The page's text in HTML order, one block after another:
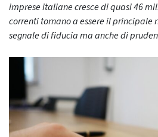
imprese italiane cresce di quasi 46
correnti tornano a essere il principale
segnale di fiducia ma anche di